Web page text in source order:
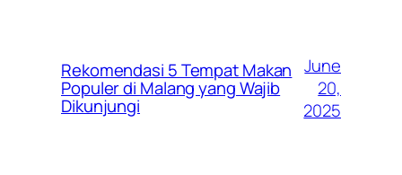
Rekomendasi 5 Tempat Makan
Populer di Malang yang Wajib
Dikunjungi
June
20,
2025